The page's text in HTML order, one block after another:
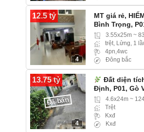
12.5 tỷ
4
MT giá rẻ,
Bình Trọng,
3.55x25m ~
trệt, Lửng, 1
4pn,4wc
Đông bắc
13.75 tỷ
4
Đã bán
Đất diện
Định, P01, Gò
4.6x24m ~
Trệt
Kxđ
Kxđ